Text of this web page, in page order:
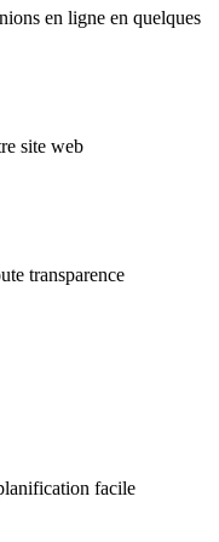
en ligne en quelques
site web
transparence
facile